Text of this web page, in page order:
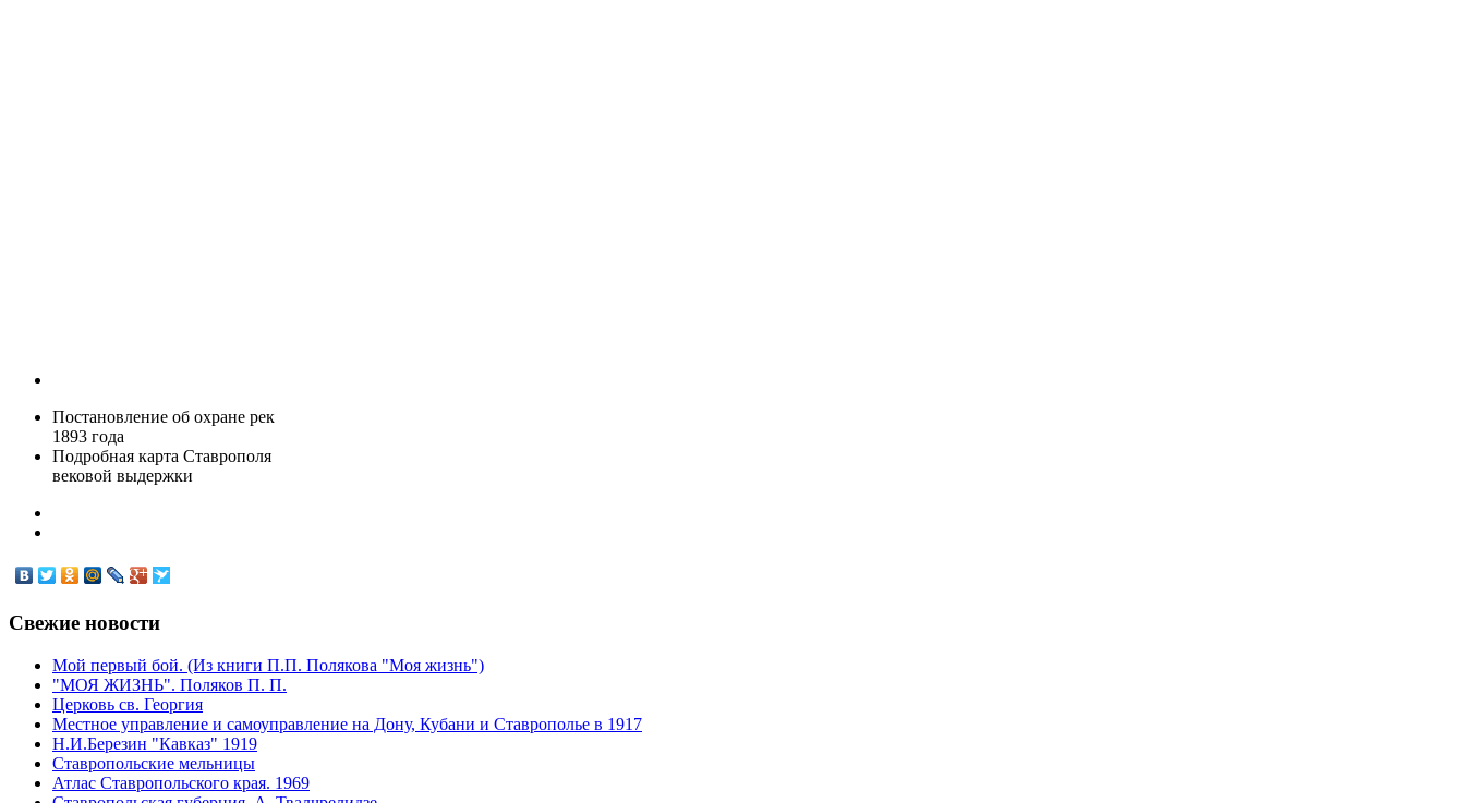
Постановление об охране рек
1893 года
Подробная карта Ставрополя
вековой выдержки
Свежие новости
Мой первый бой. (Из книги П.П. Полякова "Моя жизнь")
"МОЯ ЖИЗНЬ". Поляков П. П.
Церковь св. Георгия
Местное управление и самоуправление на Дону, Кубани и Ставрополье в 1917
Н.И.Березин "Кавказ" 1919
Ставропольские мельницы
Атлас Ставропольского края. 1969